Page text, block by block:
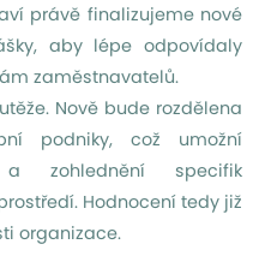
právě finalizujeme nové
aby lépe odpovídaly
zaměstnavatelů.
Nově bude rozdělena
podniky, což umožní
a zohlednění specifik
Hodnocení tedy již
organizace.